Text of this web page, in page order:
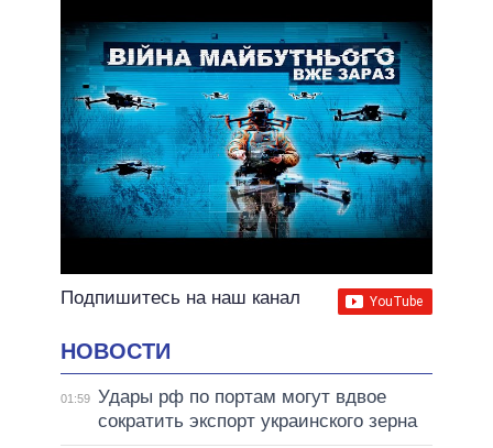
Подпишитесь на наш канал
НОВОСТИ
01:59 Удары рф по портам могут вдвое
сократить экспорт украинского зерна